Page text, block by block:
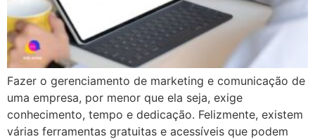
Fazer o gerenciamento de marketing e comunicação de
uma empresa, por menor que ela seja, exige
conhecimento, tempo e dedicação. Felizmente, existem
várias ferramentas gratuitas e acessíveis que podem